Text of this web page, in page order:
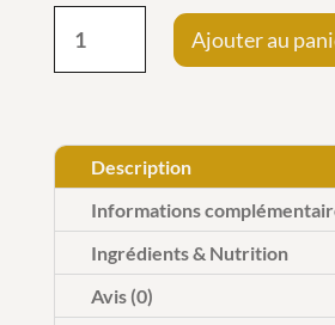
Malbec
Vin
de
France
Ajouter au
Description
Informations
Ingrédients & Nutrition
Avis (0)